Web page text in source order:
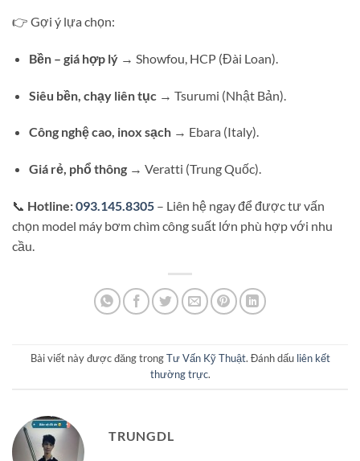
👉 Gợi ý lựa chọn:
Bền – giá hợp lý→ Showfou, HCP (Đài Loan).
Siêu bền, chạy liên tục → Tsurumi (Nhật Bản).
Công nghệ cao, inox sạch→ Ebara (Italy).
Giá rẻ, phổ thông→ Veratti (Trung Quốc).
📞 Hotline:093.145.8305 – Liên hệ ngay để được tư vấn
chọn model máy bơm chìm công suất lớn phù hợp với nhu
cầu.
Bài viết này được đăng trongTư Vấn Kỹ Thuật. Đánh dấu liên kết
thường trực.
TRUNGDL